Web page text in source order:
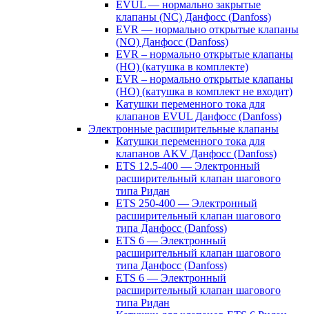
EVUL — нормально закрытые
клапаны (NC) Данфосс (Danfoss)
EVR — нормально открытые клапаны
(NO) Данфосс (Danfoss)
EVR – нормально открытые клапаны
(НО) (катушка в комплекте)
EVR – нормально открытые клапаны
(НО) (катушка в комплект не входит)
Катушки переменного тока для
клапанов EVUL Данфосс (Danfoss)
Электронные расширительные клапаны
Катушки переменного тока для
клапанов AKV Данфосс (Danfoss)
ETS 12.5-400 — Электронный
расширительный клапан шагового
типа Ридан
ETS 250-400 — Электронный
расширительный клапан шагового
типа Данфосс (Danfoss)
ETS 6 — Электронный
расширительный клапан шагового
типа Данфосс (Danfoss)
ETS 6 — Электронный
расширительный клапан шагового
типа Ридан